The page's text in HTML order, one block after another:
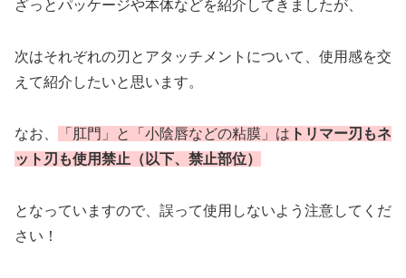
ざっとパッケージや本体などを紹介してきましたが、
次はそれぞれの刃とアタッチメントについて、使用感を交
えて紹介したいと思います。
なお、 「肛門」と「小陰唇などの粘膜」は トリマー刃もネ
ット刃も使用禁止 （以下、禁止部位）
となっていますので、誤って使用しないよう注意してくだ
さい！